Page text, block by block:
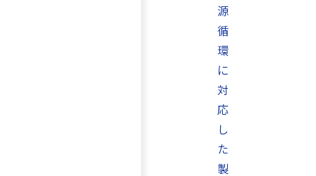
源
循
環
に
対
応
し
た
製